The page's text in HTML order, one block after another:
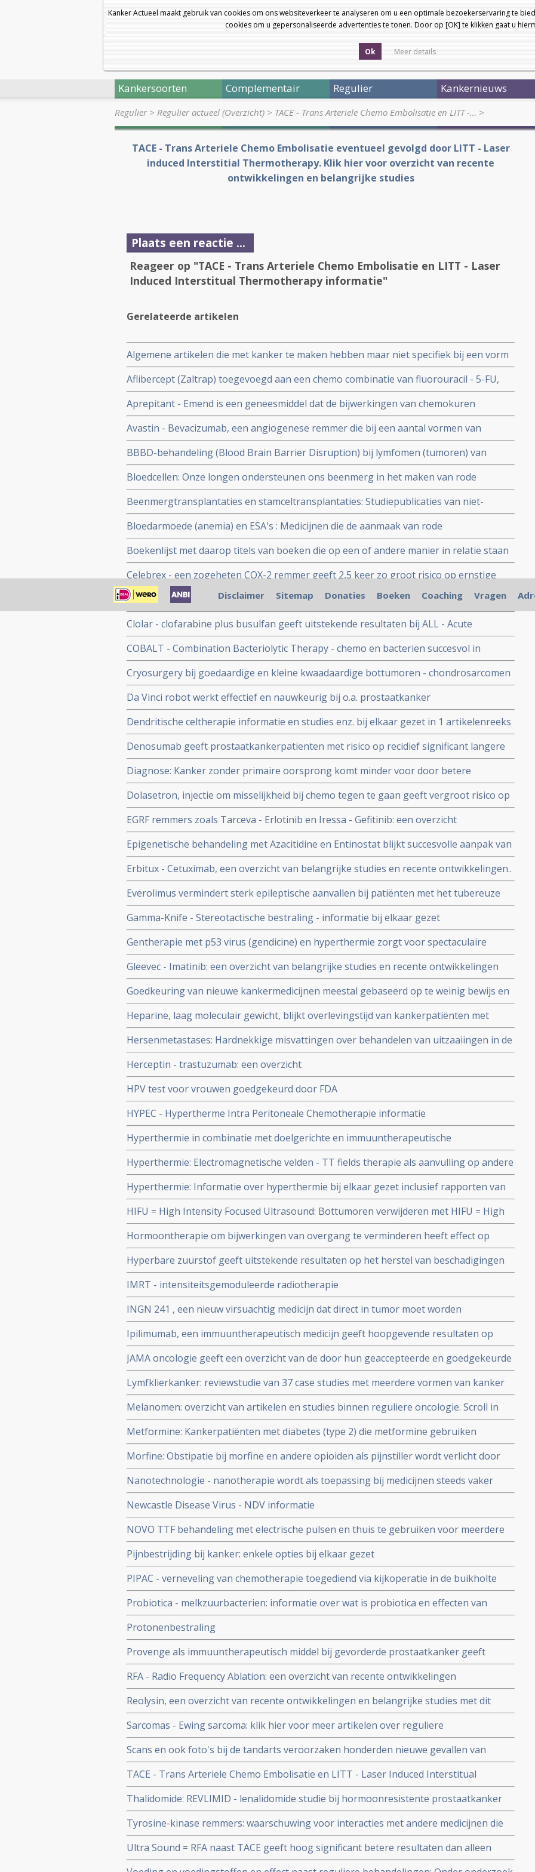
Kanker Actueel maakt gebruik van cookies om ons websiteverkeer te analyseren om u een optimale bezoekerservaring te
cookies om u gepersonaliseerde advertenties te tonen. Door op [OK] te klikken gaat u
Ok Meer details
Kankersoorten Complementair Regulier Kankernieuws
Regulier> Regulier actueel (Overzicht) > TACE - Trans Arteriele Chemo Embolisatie en LITT -… >
TACE - Trans Arteriele Chemo Embolisatie eventueel gevolgd door LITT - Laser
induced Interstitial Thermotherapy. Klik hier voor overzicht van recente
ontwikkelingen en belangrijke studies
Plaats een reactie ...
Reageer op "TACE - Trans Arteriele Chemo Embolisatie en LITT - Laser
Induced Interstitual Thermotherapy informatie"
Gerelateerde artikelen
Algemene artikelen die met kanker te maken hebben maar niet specifiek bij een vorm
van kanker
Aflibercept (Zaltrap) toegevoegd aan een chemo combinatie van fluorouracil - 5-FU,
leucovorine en irinotecan (FOLFIRI) verbetert de overleving en progressievrije tijd met
1,5 maand
Aprepitant - Emend is een geneesmiddel dat de bijwerkingen van chemokuren
vermindert en inmiddels veelgebruikt middel om misselijkheid bij chemo tegen te gaan
Avastin - Bevacizumab, een angiogenese remmer die bij een aantal vormen van
kanker gebruikt wordt inmiddels: overzicht van een aantal studies en belangrijke
artikelen
BBBD-behandeling (Blood Brain Barrier Disruption) bij lymfomen (tumoren) van
centrale zenuwstelsel succesvol en hoog significant aldus fase II studie.
Bloedcellen: Onze longen ondersteunen ons beenmerg in het maken van rode
bloedcellen, bloedplaatjes en immuuncellen.
Beenmergtransplantaties en stamceltransplantaties: Studiepublicaties van niet-
toxische middelen en behandelingen uit literatuurlijst van arts-bioloog drs. Engelbert
Valstar naast beenmergtransplantaties en stamceltransplantaties
Bloedarmoede (anemia) en ESA's : Medicijnen die de aanmaak van rode
bloedlichaampjes stimuleren en vaak ingezet worden tegen bloedarmoede en
moeheid geven een groter risico (17%) om te sterven tijdens de chemo en geeft
kortere mediane overlevingstijd.
Boekenlijst met daarop titels van boeken die op een of andere manier in relatie staan
tot kanker en omgaan daarmee
Celebrex - een zogeheten COX-2 remmer geeft 2,5 keer zo groot risico op ernstige
hartklachten aldus gerandomiseerde dubbelblinde langjarige studie. Aandeel van
producent Pfizer zakte 17% in waarde op 1 dag.
Chemo en voedingsondersteuning: een overzicht van een aantal studies en opinies bij
elkaar in 1 overzicht. Inclusief studielijst chemo en voedingstoffen
Clolar - clofarabine plus busulfan geeft uitstekende resultaten bij ALL - Acute
lymfatische Leukemie en stamceltransplantatie
COBALT - Combination Bacteriolytic Therapy - chemo en bacteriën succesvol in
dierproeven, maar wordt ook bekritiseerd door hoge toxiciteit
Cryosurgery bij goedaardige en kleine kwaadaardige bottumoren - chondrosarcomen
- wordt vaak succesvol en genezend toegepast.
Da Vinci robot werkt effectief en nauwkeurig bij o.a. prostaatkanker
Dendritische celtherapie informatie en studies enz. bij elkaar gezet in 1 artikelenreeks
Denosumab geeft prostaatkankerpatienten met risico op recidief significant langere
tijd tot zich botuitzaaiingen voordoen, maar geen verbetering van overall overleving
Diagnose: Kanker zonder primaire oorsprong komt minder voor door betere
diagnostiek, maar kans op overlijden blijft gelijk.
Dolasetron, injectie om misselijkheid bij chemo tegen te gaan geeft vergroot risico op
hartfalen, waarschuwt de FDA. Dolasetron mag niet meer gebruikt worden in hoge
dosis.
EGRF remmers zoals Tarceva - Erlotinib en Iressa - Gefitinib: een overzicht
Epigenetische behandeling met Azacitidine en Entinostat blijkt succesvolle aanpak van
niet-klein-cellige longkanker
Erbitux - Cetuximab, een overzicht van belangrijke studies en recente ontwikkelingen..
Everolimus vermindert sterk epileptische aanvallen bij patiënten met het tubereuze
sclerose complex, goedaardige tumoren in de hersenen vanuit erfelijke oorsprong en
verbetert kwaliteit van leven aanzienlijk.
Gamma-Knife - Stereotactische bestraling - informatie bij elkaar gezet
Gentherapie met p53 virus (gendicine) en hyperthermie zorgt voor spectaculaire
verbeteringen bij patienten met vergevorderde kanker blijkt uit kleinschalige fase 2
studie.
Gleevec - Imatinib: een overzicht van belangrijke studies en recente ontwikkelingen
met dit medicijn
Goedkeuring van nieuwe kankermedicijnen meestal gebaseerd op te weinig bewijs en
geven in de praktijk slechts bij de helft kleine verbeteringen in mediane overleving.
Heparine, laag moleculair gewicht, blijkt overlevingstijd van kankerpatiënten met
solide tumoren en zonder uitzaaiïngen significant te beinvloeden, aldus Nederlandse
studie
Hersenmetastases: Hardnekkige misvattingen over behandelen van uitzaaiingen in de
hersenen maken dat veel patiënten verkeerd worden behandeld en heeft grote
gevolgen voor therapeutisch effect op ziektevrije tijd en overall overleving
Herceptin - trastuzumab: een overzicht
HPV test voor vrouwen goedgekeurd door FDA
HYPEC - Hypertherme Intra Peritoneale Chemotherapie informatie
Hyperthermie in combinatie met doelgerichte en immuuntherapeutische
behandelingen is veel belovende combinatiebehandeling voor kankerpatienten, aldus
artsen van ELMEDIX van de universiteit van Antwerpen
Hyperthermie: Electromagnetische velden - TT fields therapie als aanvulling op andere
behandelingen zorgen voor uitstekende resultaten bij o.a. borstkanker,
hersentumoren en longtumoren, aldus verschillende studies.
Hyperthermie: Informatie over hyperthermie bij elkaar gezet inclusief rapporten van
aantal studies bij o.a. borstkanker, blaaskanker, hyperthermie als aanvulling op
bestraling enz..
HIFU = High Intensity Focused Ultrasound: Bottumoren verwijderen met HIFU = High
Intensed Focused Ultrasound naast chemo geeft uitstekende resultaten ten opzichte
van alleen chemo of aleen operatie. Artikel update 6 november 2010
Hormoontherapie om bijwerkingen van overgang te verminderen heeft effect op
structuur van hersenen en cognitieve functies blijkt uit placebo gecontroleerde studie
Hyperbare zuurstof geeft uitstekende resultaten op het herstel van beschadigingen
door bestralingen en geeft ook veel pijnverlichting. 76.7 tot 92.6 procent betere
kwaliteit van leven
IMRT - intensiteitsgemoduleerde radiotherapie
INGN 241 , een nieuw virsuachtig medicijn dat direct in tumor moet worden
ingespoten, geeft in fase I studie bij 22 kankerpatiënten 100% resultaat. Artikel
geplaatst juni 2005
Ipilimumab, een immuuntherapeutisch medicijn geeft hoopgevende resultaten op
langere overleving bij patienten met een melanoom graad III en IV die al eerder
intensief behandeld zijn. FDA keurt ipilimumab goed als medicijn bij gevorderde
melanomen
JAMA oncologie geeft een overzicht van de door hun geaccepteerde en goedgekeurde
studieverslagen in het jaar 2025
Lymfklierkanker: reviewstudie van 37 case studies met meerdere vormen van kanker
uit een groep van 810 patiënten met lymfklierkanker en hoe bepaalde reguliere
aanpak wel of niet werkte en deze studie geeft mooi inzicht in behandeling van
lymfklierkanker
Melanomen: overzicht van artikelen en studies binnen reguliere oncologie. Scroll in
linkerkolom voor artikelen. Update 2 april 2010 copy 1
Metformine: Kankerpatiënten met diabetes (type 2) die metformine gebruiken
overleven langer en blijven langer zonder ziekteprogressie dan kankerpatienten plus
suikerziekte die geen metaformine gebruiken. Zelfs beter dan kankerpatienten
zonder diabetes
Morfine: Obstipatie bij morfine en andere opioiden als pijnstiller wordt verlicht door
Relistor is een officieel goedgekeurd medicijn tegen obstipatie bij o.a. morfinegebruik.
Toegevoegd TNO rapport over obstipatie bij sterke pijnmedicatie via morfine
Nanotechnologie - nanotherapie wordt als toepassing bij medicijnen steeds vaker
gebruikt.
Newcastle Disease Virus - NDV informatie
NOVO TTF behandeling met electrische pulsen en thuis te gebruiken voor meerdere
vormen van kanker
Pijnbestrijding bij kanker: enkele opties bij elkaar gezet
PIPAC - verneveling van chemotherapie toegediend via kijkoperatie in de buikholte
voor met name buikvliestumoren geeft goede resultaten
Probiotica - melkzuurbacterien: informatie over wat is probiotica en effecten van
probiotica bij o.a. darmkanker en ziekte van Crohn copy 1
Protonenbestraling
Provenge als immuuntherapeutisch middel bij gevorderde prostaatkanker geeft
significant meer overlevingen indien gegeven samen met dendritische celtherapie.
Blijkt uit Fase III studie.
RFA - Radio Frequency Ablation: een overzicht van recente ontwikkelingen
Reolysin, een overzicht van recente ontwikkelingen en belangrijke studies met dit
virus medicijn
Sarcomas - Ewing sarcoma: klik hier voor meer artikelen over reguliere
ontwikkelingen bij sarcomas en ewing sarcoma
Scans en ook foto's bij de tandarts veroorzaken honderden nieuwe gevallen van
kanker per jaar alleen al in Engeland en duizenden doden door kanker wereldwijd
aldus studie aan universiteit van Oxfort
TACE - Trans Arteriele Chemo Embolisatie en LITT - Laser Induced Interstitual
Thermotherapy informatie
Thalidomide: REVLIMID - lenalidomide studie bij hormoonresistente prostaatkanker
wordt gestopt wegens geen resultaat. Bij andere vormen van kanker - CLL en non-
Hodgkin gaan studies wel verder met tot nu toe goede resultaten
Tyrosine-kinase remmers: waarschuwing voor interacties met andere medicijnen die
werking van deze klasse van medicijnen kan verminderen of blokkeren stellen
Nederlandse onderzoekers in The Lancet
Ultra Sound = RFA naast TACE geeft hoog significant betere resultaten dan alleen
TACE bij levertumoren met een gemiddelde grootte van 10,4 cm. !!!!!, aldus twee
Disclaimer Sitemap Donaties Boeken Coaching Vragen